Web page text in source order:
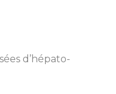
d’hépato-